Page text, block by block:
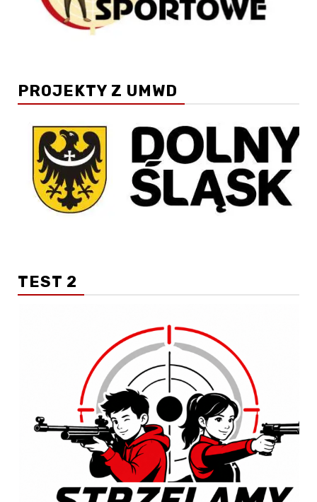
PROJEKTY Z UMWD
TEST 2